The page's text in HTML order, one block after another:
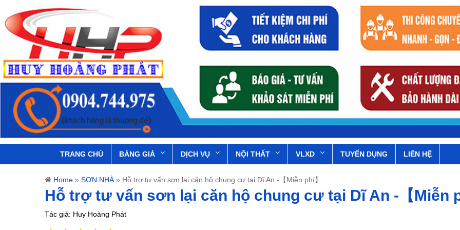
TRANG CHỦ BẢNG GIÁ DỊCH VỤ NỘI THẤT VLXD TUYỂN DỤNG LIÊN HỆ
Home » SƠN NHÀ » Hỗ trợ tư vấn sơn lại căn hộ chung cư tại Dĩ An -【Miễn phí】
Hỗ trợ tư vấn sơn lại căn hộ chung cư tại Dĩ An -【Miễn
Tác giả: Huy Hoàng Phát